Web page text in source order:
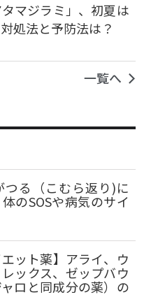
マジラミ」、初夏は
処法と予防法は？
一覧へ
つる（こむら返り)に
のSOSや病気のサイ
エット薬】アライ、ウ
ックス、ゼップバウ
ロと同成分の薬）の